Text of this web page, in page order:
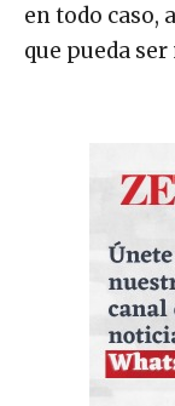
en todo caso,
que pueda